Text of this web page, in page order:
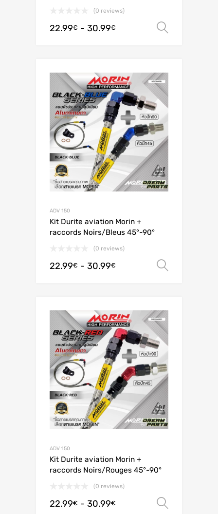
(0 reviews)
22.99€ - 30.99€
ADV 150
Kit Durite aviation Morin +
raccords Noirs/Bleus 45°-90°
(0 reviews)
22.99€ - 30.99€
ADV 150
Kit Durite aviation Morin +
raccords Noirs/Rouges 45°-90°
(0 reviews)
22.99€ - 30.99€